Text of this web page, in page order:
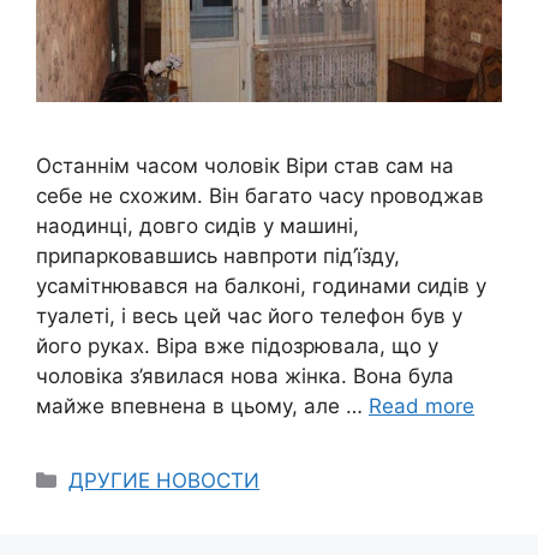
Останнім часом чоловік Віри став сам на
себе не схожим. Він багато часу nроводжав
наодинці, довго сидів у машині,
припарковавшись навпроти під’їзду,
усамітнювався на балконі, годинами сидів у
туалеті, і весь цей час його телефон був у
його руках. Віра вже підозрювала, що у
чоловіка з’явилася нова жінка. Вона була
майже впевнена в цьому, але … Read more
Categories
ДРУГИЕ НОВОСТИ